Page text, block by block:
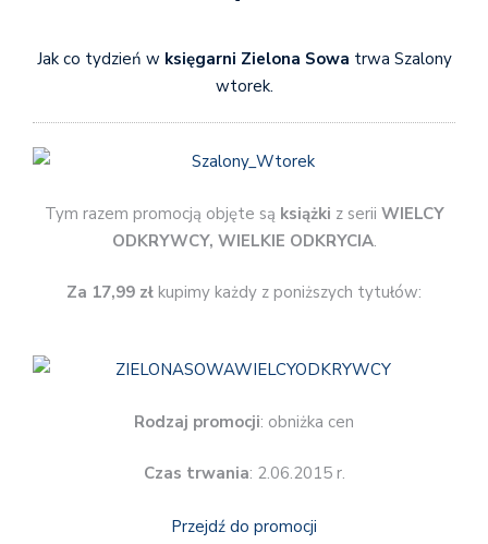
Jak co tydzień w księgarni Zielona Sowa trwa Szalony
wtorek.
Tym razem promocją objęte są książki z serii WIELCY
ODKRYWCY, WIELKIE ODKRYCIA.
Za 17,99 zł kupimy każdy z poniższych tytułów:
Rodzaj promocji: obniżka cen
Czas trwania: 2.06.2015 r.
Przejdź do promocji